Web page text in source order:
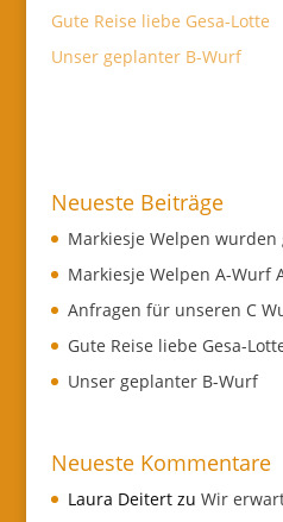
Gute Reise liebe Gesa-Lotte
Unser geplanter B-Wurf
Neueste Beiträge
Markiesje Welpen wurden
Markiesje Welpen A-Wurf
Anfragen für unseren C
Gute Reise liebe Gesa-
Unser geplanter B-Wurf
Neueste Kommentare
Laura Deitertzu Wir